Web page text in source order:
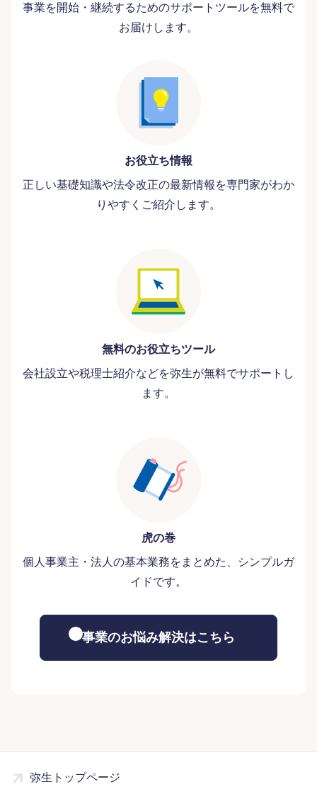
事業を開始・継続するためのサポートツールを無料で
お届けします。
お役立ち情報
正しい基礎知識や法令改正の最新情報を専門家がわか
りやすくご紹介します。
無料のお役立ちツール
会社設立や税理士紹介などを弥生が無料でサポートし
ます。
虎の巻
個人事業主・法人の基本業務をまとめた、シンプルガ
イドです。
事業のお悩み解決はこちら
弥生トップページ